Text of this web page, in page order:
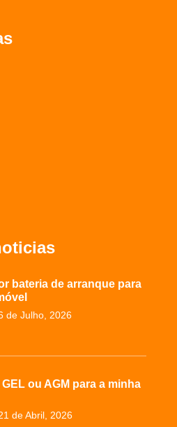
bateria de arranque para
de Julho, 2026
GEL ou AGM para a minha
de Abril, 2026